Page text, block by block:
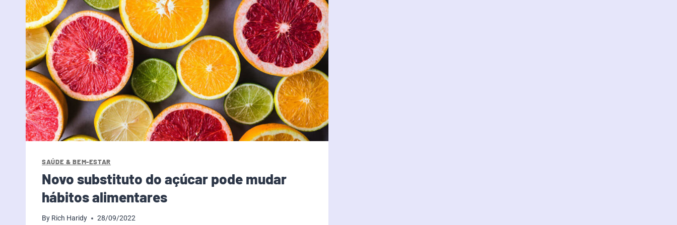
SAÚDE & BEM-ESTAR
Novo substituto do açúcar pode mudar
hábitos alimentares
By Rich Haridy 28/09/2022